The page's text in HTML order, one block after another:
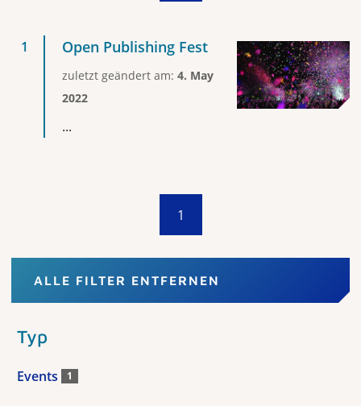
Open Publishing Fest
zuletzt geändert am: 4. May
2022
...
1
ALLE FILTER ENTFERNEN
Typ
Events 1